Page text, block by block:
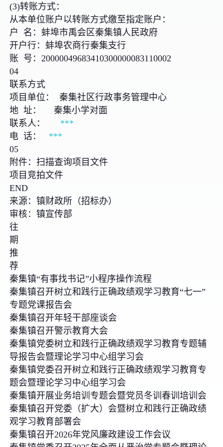
(3)转账方式：
从本单位账户以转账方式缴至指定账户：
户 名：蚌埠市禹会区秦集镇人民政府
开户行：蚌埠农商行秦集支行
账 号：20000049683410300000083110002
04
联系方式
项目单位： 秦集社区行政事务管理中心
地 址： 秦集小学对面
联系人： ***
电 话： ***
05
附件：扫描查询项目文件
项目竞拍文件
END
来源：镇财政所（招标办）
审核：镇宣传部
往
期
推
荐
秦集镇“有事找书记”小程序操作流程
秦集镇召开树立和践行正确政绩观学习教育“七一”
专题党课报告会
秦集镇召开年轻干部座谈会
秦集镇召开警示教育大会
秦集镇党委树立和践行正确政绩观学习教育专题辅
导报告会暨理论学习中心组学习会
秦集镇党委召开树立和践行正确政绩观学习教育专
题会暨理论学习中心组学习会
秦集镇开展业务培训专题会暨党员冬训春训培训会
秦集镇召开党委（扩大）会暨树立和践行正确政绩
观学习教育部署会
秦集镇召开2026年党风廉政建设工作会议